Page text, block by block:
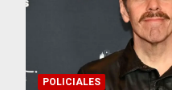
POLICIALES